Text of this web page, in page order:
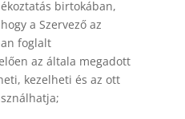
birtokában,
a Szervező az
foglalt
az általa megadott
kezelheti és az ott